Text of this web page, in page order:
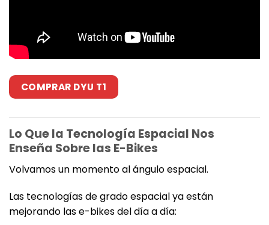
COMPRAR DYU T1
Lo Que la Tecnología Espacial Nos
Enseña Sobre las E-Bikes
Volvamos un momento al ángulo espacial.
Las tecnologías de grado espacial ya están
mejorando las e-bikes del día a día: